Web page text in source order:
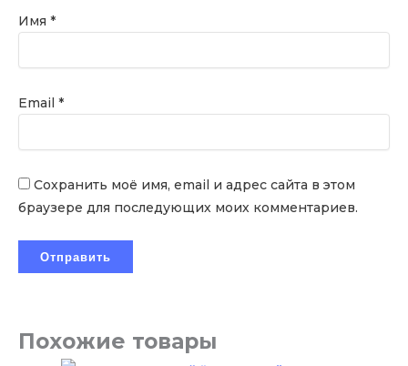
Имя *
Email *
Сохранить моё имя, email и адрес сайта в этом
браузере для последующих моих комментариев.
Похожие товары